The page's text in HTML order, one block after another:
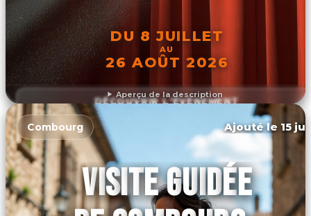
Aperçu de la description
DU 8 JUILLET
AU
26 AOÛT 2026
DÉCOUVRIR L'ÉVÉNEMENT
Combourg Ajouté le 15
VISITE GUIDÉE